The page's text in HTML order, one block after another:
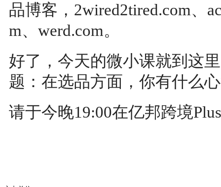
品博客，2wired2tired.com、
m、werd.com。
好了，今天的微小课就到这
题：在选品方面，你有什么
请于今晚19:00在亿邦跨境